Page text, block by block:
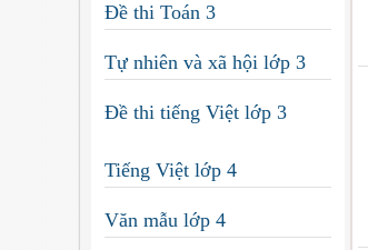
Đề thi Toán 3
Tự nhiên và xã hội lớp 3
Đề thi tiếng Việt lớp 3
Tiếng Việt lớp 4
Văn mẫu lớp 4